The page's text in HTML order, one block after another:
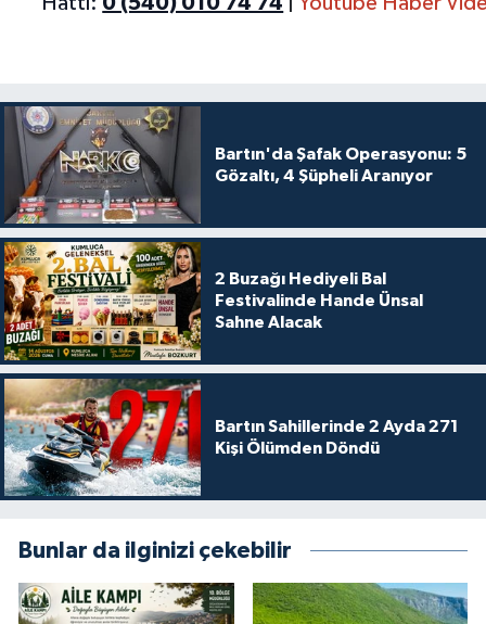
Bartın'da Şafak Operasyonu: 5
Gözaltı, 4 Şüpheli Aranıyor
2 Buzağı Hediyeli Bal
Festivalinde Hande Ünsal
Sahne Alacak
Bartın Sahillerinde 2 Ayda 271
Kişi Ölümden Döndü
Bunlar da ilginizi çekebilir